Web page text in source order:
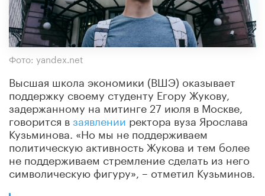
Фото: yandex.net
Высшая школа экономики (ВШЭ) оказывает
поддержку своему студенту Егору Жукову,
задержанному на митинге 27 июля в Москве,
говорится взаявлении ректора вуза Ярослава
Кузьминова. «Но мы не поддерживаем
политическую активность Жукова и тем более
не поддерживаем стремление сделать из него
символическую фигуру», – отметил Кузьминов.